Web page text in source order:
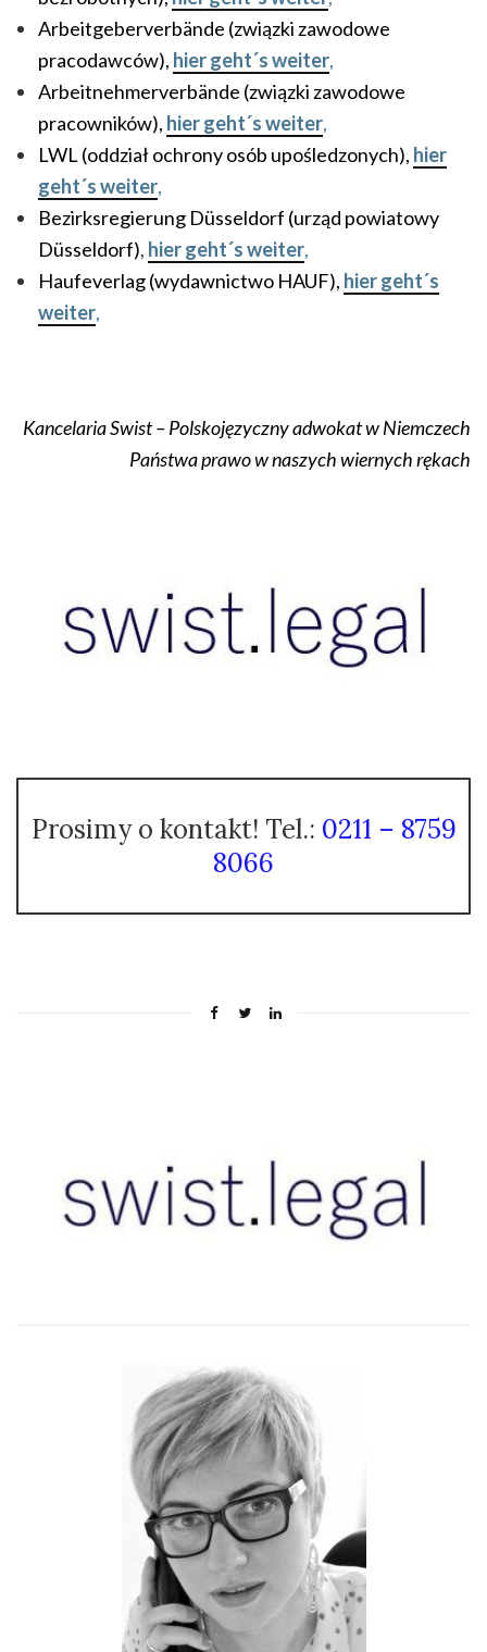
Arbeitgeberverbände (związki zawodowe
pracodawców), hier geht´s weiter,
Arbeitnehmerverbände (związki zawodowe
pracowników), hier geht´s weiter,
LWL (oddział ochrony osób upośledzonych), hier
geht´s weiter,
Bezirksregierung Düsseldorf (urząd powiatowy
Düsseldorf), hier geht´s weiter,
Haufeverlag (wydawnictwo HAUF), hier geht´s
weiter,
Kancelaria Swist – Polskojęzyczny adwokat w Niemczech
Państwa prawo w naszych wiernych rękach
Prosimy o kontakt! Tel.: 0211 – 8759
8066